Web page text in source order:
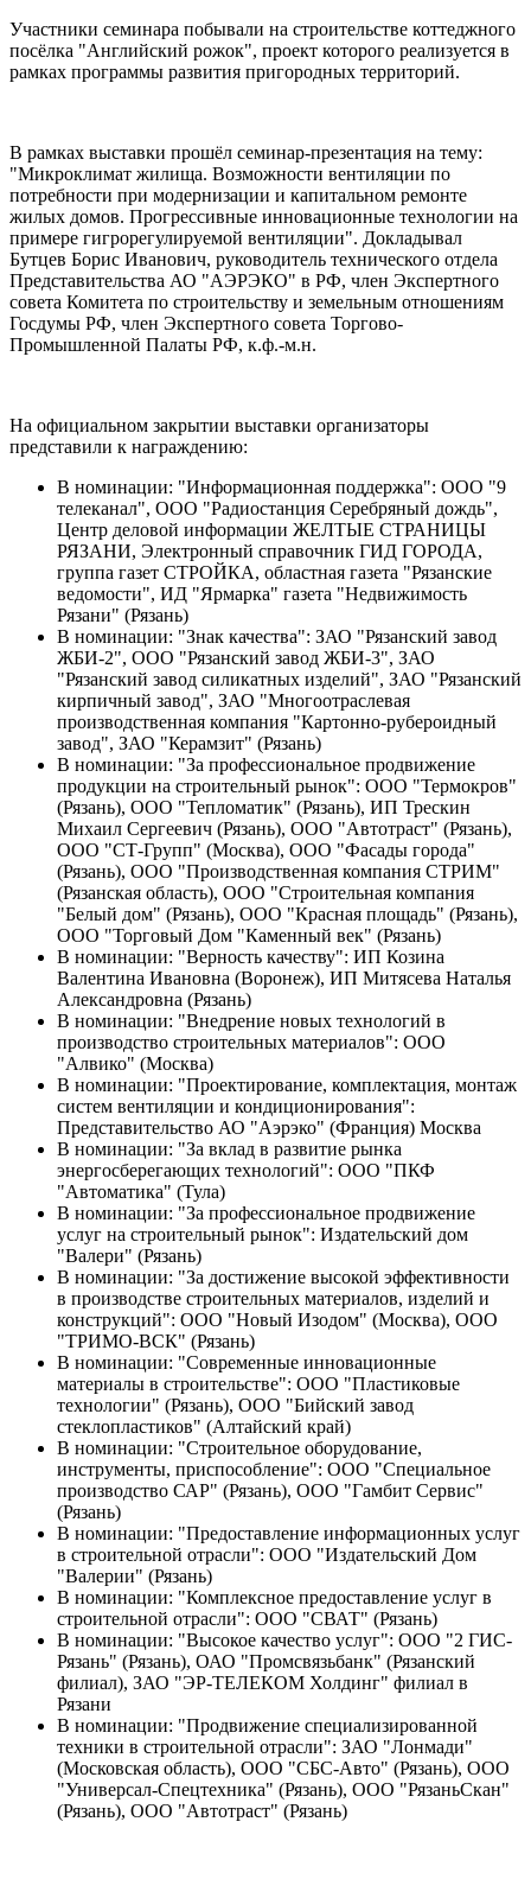
Участники семинара побывали на строительстве коттеджного
посёлка "Английский рожок", проект которого реализуется в
рамках программы развития пригородных территорий.
В рамках выставки прошёл семинар-презентация на тему:
"Микроклимат жилища. Возможности вентиляции по
потребности при модернизации и капитальном ремонте
жилых домов. Прогрессивные инновационные технологии на
примере гигрорегулируемой вентиляции". Докладывал
Бутцев Борис Иванович, руководитель технического отдела
Представительства АО "АЭРЭКО" в РФ, член Экспертного
совета Комитета по строительству и земельным отношениям
Госдумы РФ, член Экспертного совета Торгово-
Промышленной Палаты РФ, к.ф.-м.н.
На официальном закрытии выставки организаторы
представили к награждению:
В номинации: "Информационная поддержка": ООО "9
телеканал", ООО "Радиостанция Серебряный дождь",
Центр деловой информации ЖЕЛТЫЕ СТРАНИЦЫ
РЯЗАНИ, Электронный справочник ГИД ГОРОДА,
группа газет СТРОЙКА, областная газета "Рязанские
ведомости", ИД "Ярмарка" газета "Недвижимость
Рязани" (Рязань)
В номинации: "Знак качества": ЗАО "Рязанский завод
ЖБИ-2", ООО "Рязанский завод ЖБИ-3", ЗАО
"Рязанский завод силикатных изделий", ЗАО "Рязанский
кирпичный завод", ЗАО "Многоотраслевая
производственная компания "Картонно-рубероидный
завод", ЗАО "Керамзит" (Рязань)
В номинации: "За профессиональное продвижение
продукции на строительный рынок": ООО "Термокров"
(Рязань), ООО "Тепломатик" (Рязань), ИП Трескин
Михаил Сергеевич (Рязань), ООО "Автотраст" (Рязань),
ООО "СТ-Групп" (Москва), ООО "Фасады города"
(Рязань), ООО "Производственная компания СТРИМ"
(Рязанская область), ООО "Строительная компания
"Белый дом" (Рязань), ООО "Красная площадь" (Рязань),
ООО "Торговый Дом "Каменный век" (Рязань)
В номинации: "Верность качеству": ИП Козина
Валентина Ивановна (Воронеж), ИП Митясева Наталья
Александровна (Рязань)
В номинации: "Внедрение новых технологий в
производство строительных материалов": ООО
"Алвико" (Москва)
В номинации: "Проектирование, комплектация, монтаж
систем вентиляции и кондиционирования":
Представительство АО "Аэрэко" (Франция) Москва
В номинации: "За вклад в развитие рынка
энергосберегающих технологий": ООО "ПКФ
"Автоматика" (Тула)
В номинации: "За профессиональное продвижение
услуг на строительный рынок": Издательский дом
"Валери" (Рязань)
В номинации: "За достижение высокой эффективности
в производстве строительных материалов, изделий и
конструкций": ООО "Новый Изодом" (Москва), ООО
"ТРИМО-ВСК" (Рязань)
В номинации: "Современные инновационные
материалы в строительстве": ООО "Пластиковые
технологии" (Рязань), ООО "Бийский завод
стеклопластиков" (Алтайский край)
В номинации: "Строительное оборудование,
инструменты, приспособление": ООО "Специальное
производство САР" (Рязань), ООО "Гамбит Сервис"
(Рязань)
В номинации: "Предоставление информационных услуг
в строительной отрасли": ООО "Издательский Дом
"Валерии" (Рязань)
В номинации: "Комплексное предоставление услуг в
строительной отрасли": ООО "СВАТ" (Рязань)
В номинации: "Высокое качество услуг": ООО "2 ГИС-
Рязань" (Рязань), ОАО "Промсвязьбанк" (Рязанский
филиал), ЗАО "ЭР-ТЕЛЕКОМ Холдинг" филиал в
Рязани
В номинации: "Продвижение специализированной
техники в строительной отрасли": ЗАО "Лонмади"
(Московская область), ООО "СБС-Авто" (Рязань), ООО
"Универсал-Спецтехника" (Рязань), ООО "РязаньСкан"
(Рязань), ООО "Автотраст" (Рязань)